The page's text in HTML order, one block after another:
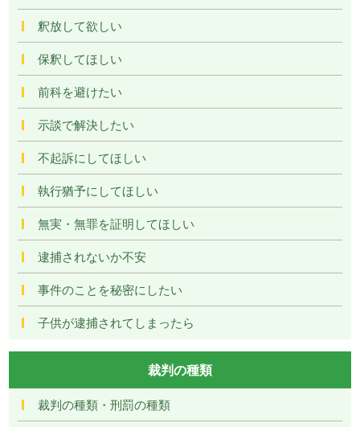
釈放して欲しい
保釈してほしい
前科を避けたい
示談で解決したい
不起訴にしてほしい
執行猶予にしてほしい
無実・無罪を証明してほしい
逮捕されないか不安
事件のことを秘密にしたい
子供が逮捕されてしまったら
裁判の種類
裁判の種類・刑罰の種類